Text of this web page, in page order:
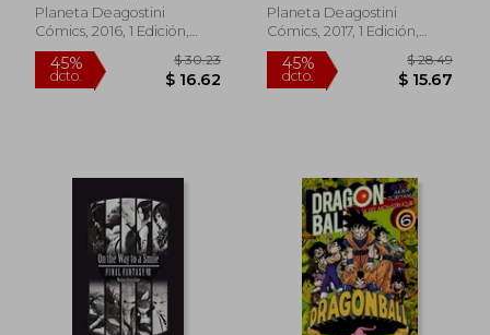
45%
dcto.
Planeta Deagostini
Cómics, 2016, 1 Edición,
Tapa Blanda. Con
Sobrecubierta, Nuevo
Planeta Deagostini
Cómics, 2017, 1 Edición,
Tapa Blanda, Nuevo